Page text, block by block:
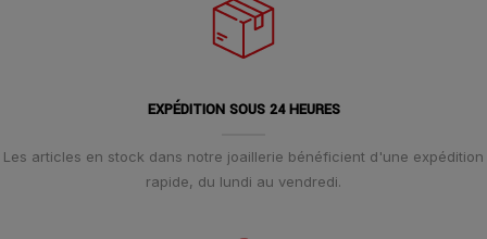
EXPÉDITION SOUS 24 HEURES
Les articles en stock dans notre joaillerie bénéficient d'une expédition
rapide, du lundi au vendredi.